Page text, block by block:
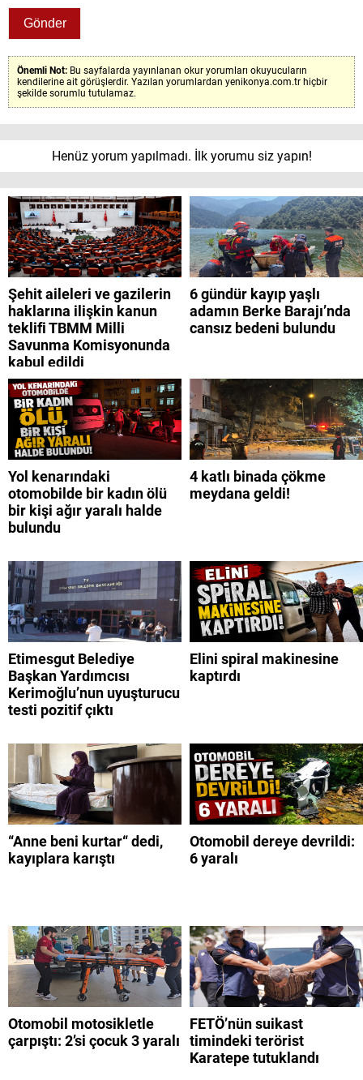
Önemli Not: Bu sayfalarda yayınlanan okur yorumları okuyucuların
kendilerine ait görüşlerdir. Yazılan yorumlardan yenikonya.com.tr hiçbir
şekilde sorumlu tutulamaz.
Henüz yorum yapılmadı. İlk yorumu siz yapın!
Şehit aileleri ve gazilerin
haklarına ilişkin kanun
teklifi TBMM Milli
Savunma Komisyonunda
kabul edildi
6 gündür kayıp yaşlı
adamın Berke Barajı’nda
cansız bedeni bulundu
Yol kenarındaki
otomobilde bir kadın ölü
bir kişi ağır yaralı halde
bulundu
4 katlı binada çökme
meydana geldi!
Etimesgut Belediye
Başkan Yardımcısı
Kerimoğlu’nun uyuşturucu
testi pozitif çıktı
Elini spiral makinesine
kaptırdı
“Anne beni kurtar“ dedi,
kayıplara karıştı
Otomobil dereye devrildi:
6 yaralı
Otomobil motosikletle
çarpıştı: 2’si çocuk 3 yaralı
FETÖ’nün suikast
timindeki terörist
Karatepe tutuklandı